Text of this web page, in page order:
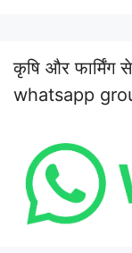
कृषि और फार्मिंग
whatsapp